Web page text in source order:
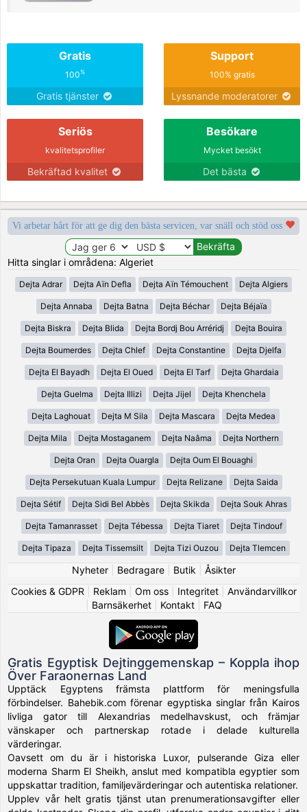
Gratis
100%
Gratis tjänster
Support
100% gratis
Lyssnande moderatorer
Seriös
kvalitetsprofiler
Bekräftad kvalitet
Besökare
Mycket besökt
Det bästa
Vi arbetar hårt för att ge dig den bästa servicen, var snäll och stöd oss
Hitta singlar i områdena: Algeriet
Dejta Adrar Dejta Aïn Defla Dejta Aïn Témouchent Dejta Algiers
Dejta Annaba Dejta Batna Dejta Béchar Dejta Béjaïa
Dejta Biskra Dejta Blida Dejta Bordj Bou Arréridj Dejta Bouira
Dejta Boumerdes Dejta Chlef Dejta Constantine Dejta Djelfa
Dejta El Bayadh Dejta El Oued Dejta El Tarf Dejta Ghardaia
Dejta Guelma Dejta Illizi Dejta Jijel Dejta Khenchela
Dejta Laghouat Dejta M Sila Dejta Mascara Dejta Medea
Dejta Mila Dejta Mostaganem Dejta Naâma Dejta Northern
Dejta Oran Dejta Ouargla Dejta Oum El Bouaghi
Dejta Persekutuan Kuala Lumpur Dejta Relizane Dejta Saida
Dejta Sétif Dejta Sidi Bel Abbès Dejta Skikda Dejta Souk Ahras
Dejta Tamanrasset Dejta Tébessa Dejta Tiaret Dejta Tindouf
Dejta Tipaza Dejta Tissemsilt Dejta Tizi Ouzou Dejta Tlemcen
Nyheter| Bedragare| Butik
Åsikter
Cookies & GDPR
Reklam Om oss| Integritet| Användarvillkor
Barnsäkerhet| Kontakt| FAQ
Gratis Egyptisk Dejtinggemenskap – Koppla ihop
Över Faraonernas Land
Upptäck Egyptens främsta plattform för meningsfulla
förbindelser. Bahebik.com förenar egyptiska singlar från Kairos
livliga gator till Alexandrias medelhavskust, och främjar
vänskaper och partnerskap rotade i delade kulturella
värderingar.
Oavsett om du är i historiska Luxor, pulserande Giza eller
moderna Sharm El Sheikh, anslut med kompatibla egyptier som
uppskattar tradition, familjevärderingar och autentiska relationer.
Upplev vår helt gratis tjänst utan prenumerationsavgifter eller